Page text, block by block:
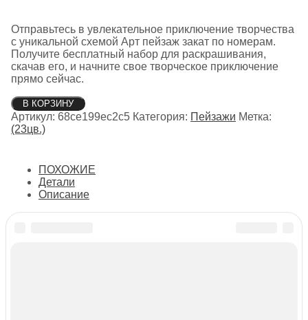
Отправьтесь в увлекательное приключение творчества
с уникальной схемой Арт пейзаж закат по номерам.
Получите бесплатный набор для раскрашивания,
скачав его, и начните свое творческое приключение
прямо сейчас.
Количество
товара
Арт
пейзаж
В КОРЗИНУ
Артикул: 68ce199ec2c5 Категория: Пейзажи Метка:
(23цв.)
ПОХОЖИЕ
Детали
Описание